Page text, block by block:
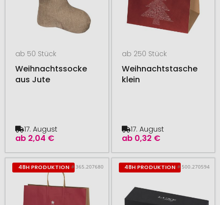
ab 50 Stück
Weihnachtssocke
aus Jute
ab 2,04 €
17. August
ab 250 Stück
Weihnachtstasche
klein
ab 0,32 €
17. August
48H PRODUKTION # 365.207680 48H PRODUKTION # 500.270594